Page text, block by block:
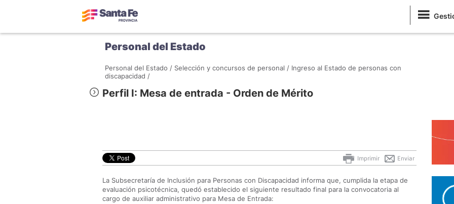
Personal del Estado
Personal del Estado / Selección y concursos de personal / Ingreso al Estado de personas con
discapacidad /
Perfil I: Mesa de entrada - Orden de Mérito
Enviar
Imprimir
La Subsecretaría de Inclusión para Personas con Discapacidad informa que, cumplida la etapa de
evaluación psicotécnica, quedó establecido el siguiente resultado final para la convocatoria al
cargo de auxiliar administrativo para Mesa de Entrada: